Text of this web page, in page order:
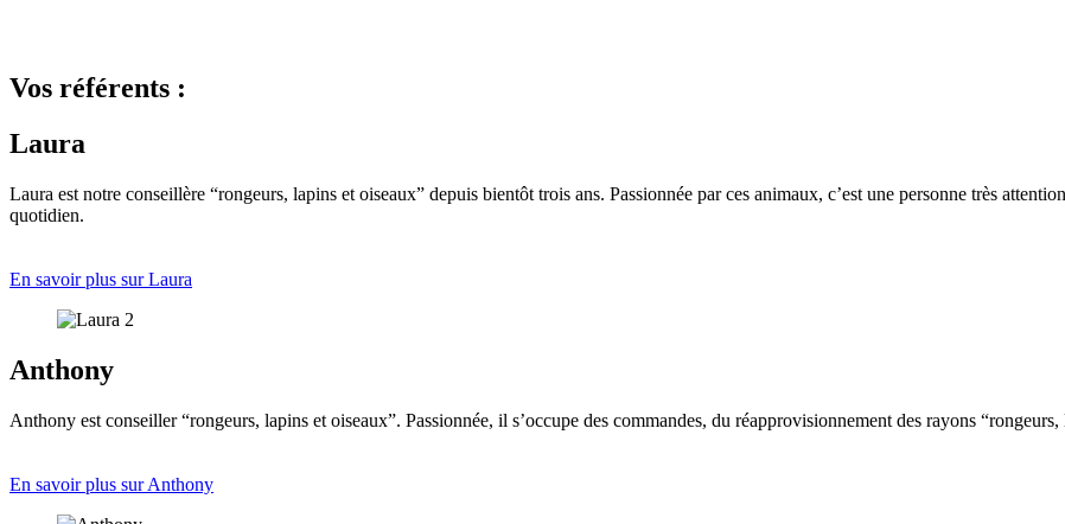
Vos référents :
Laura
Laura est notre conseillère “rongeurs, lapins et oiseaux” depuis bientôt trois ans. Passionnée par ces animaux, c’est une personne très
quotidien.
En savoir plus sur Laura
Anthony
Anthony est conseiller “rongeurs, lapins et oiseaux”. Passionnée, il s’occupe des commandes, du réapprovisionnement des rayons
En savoir plus sur Anthony